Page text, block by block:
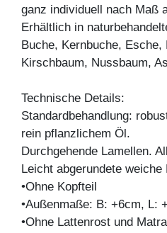
ganz individuell nach Maß
Erhältlich in
Buche, Kernbuche, Esche,
Kirschbaum, Nussbaum,
Technische Details:
Standardbehandlung:
rein pflanzlichem Öl.
Durchgehende Lamellen.
Leicht abgerundete weiche
•Ohne Kopfteil
•Außenmaße: B: +6cm, L:
•Ohne Lattenrost und